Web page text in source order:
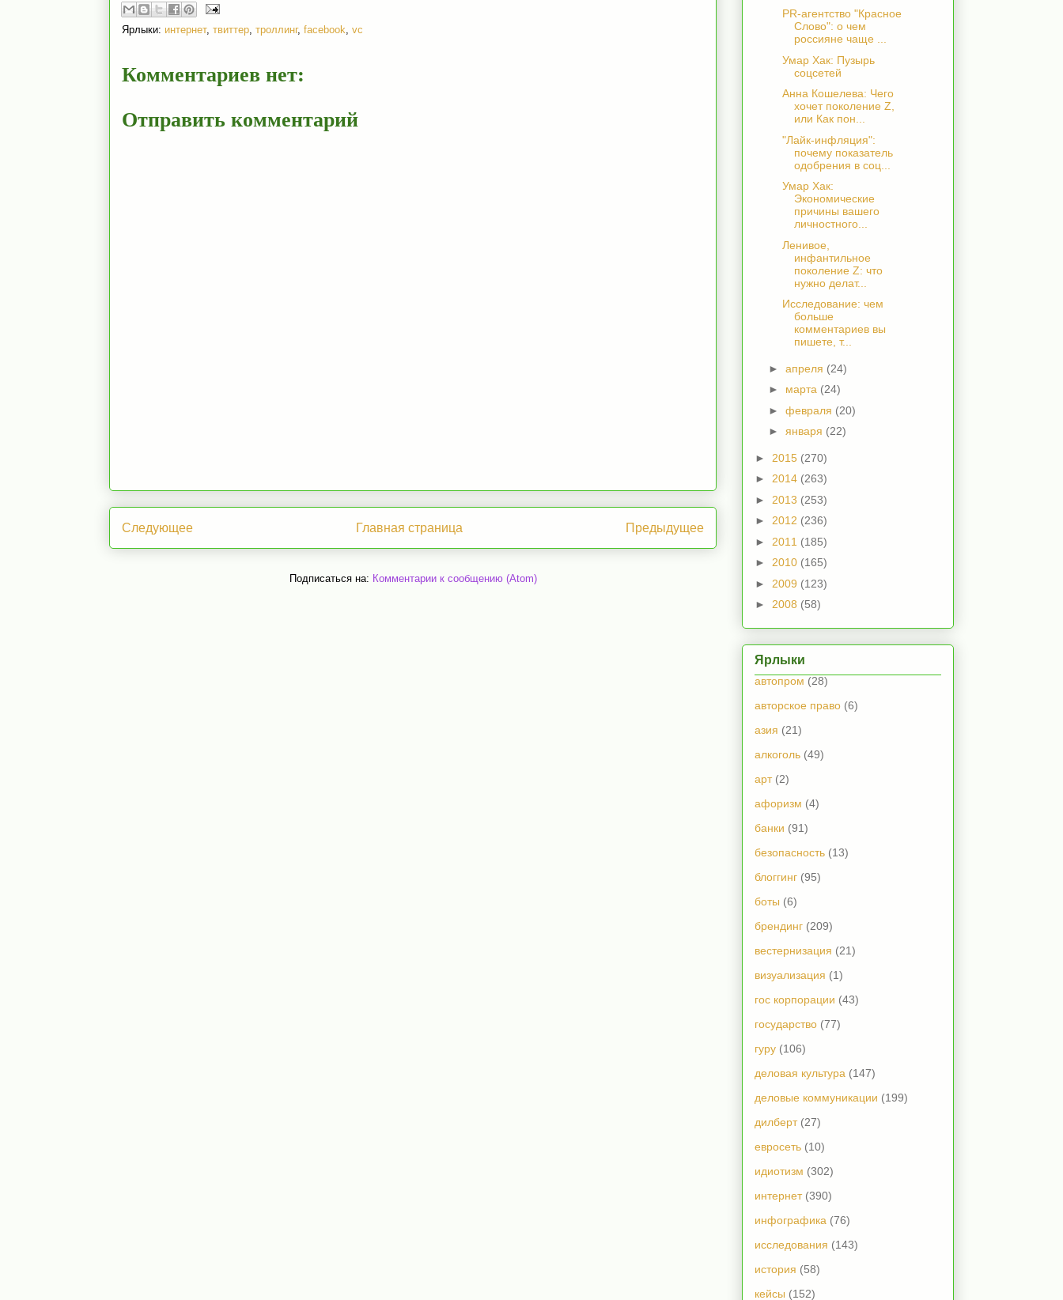
Ярлыки: интернет, твиттер троллинг, facebook vc
Комментариев нет:
Отправить комментарий
Следующее Предыдущее
Главная страница
Подписаться на: Комментарии к сообщению (Atom)
PR-агентство "Красное
Слово": о чем
россияне чаще ...
Умар Хак: Пузырь
соцсетей
Анна Кошелева: Чего
хочет поколение Z,
или Как пон...
"Лайк-инфляция":
почему показатель
одобрения в соц...
Умар Хак:
Экономические
причины вашего
личностного...
Ленивое,
инфантильное
поколение Z: что
нужно делат...
Исследование: чем
больше
комментариев вы
пишете, т...
► апреля (24)
► марта (24)
► февраля (20)
► января (22)
► 2015 (270)
► 2014 (263)
► 2013 (253)
► 2012 (236)
► 2011 (185)
► 2010 (165)
► 2009 (123)
► 2008 (58)
Ярлыки
автопром (28)
авторское право (6)
азия (21)
алкоголь (49)
арт (2)
афоризм (4)
банки (91)
безопасность (13)
блоггинг (95)
боты (6)
брендинг (209)
вестернизация (21)
визуализация (1)
гос корпорации (43)
государство (77)
гуру (106)
деловая культура (147)
деловые коммуникации (199)
дилберт (27)
евросеть (10)
идиотизм (302)
интернет (390)
инфографика (76)
исследования (143)
история (58)
кейсы (152)